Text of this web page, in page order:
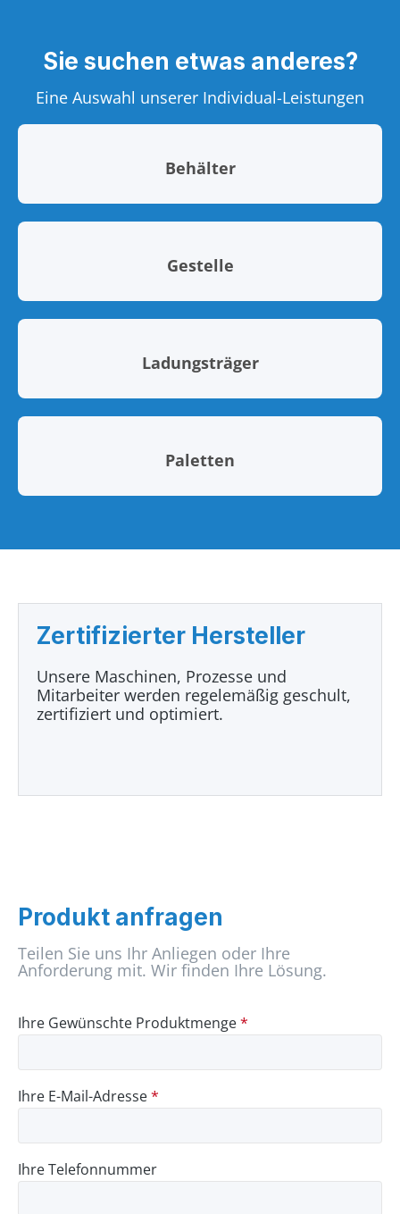
Sie suchen etwas anderes?
Eine Auswahl unserer Individual-Leistungen
Behälter
Gestelle
Ladungsträger
Paletten
Zertifizierter Hersteller
Unsere Maschinen, Prozesse und
Mitarbeiter werden regelemäßig geschult,
zertifiziert und optimiert.
Produkt anfragen
Teilen Sie uns Ihr Anliegen oder Ihre
Anforderung mit. Wir finden Ihre Lösung.
Ihre Gewünschte Produktmenge*
Ihre E-Mail-Adresse*
Ihre Telefonnummer